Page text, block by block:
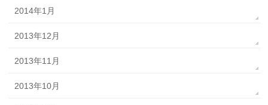
2014年1月
2013年12月
2013年11月
2013年10月